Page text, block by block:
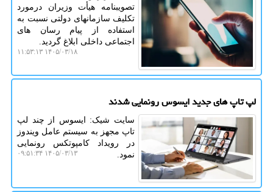
تصویبنامه هیأت وزیران درمورد
تکلیف سازمانهای دولتی نسبت به
استفاده از پیام رسان های
اجتماعی داخلی ابلاغ گردید.
۱۴۰۵/۰۳/۱۸ ۱۱:۵۳:۱۳
لپ تاپ های جدید ایسوس رونمایی شدند
سایت شیک: ایسوس از چند لپ
تاپ مجهز به سیستم عامل ویندوز
در رویداد کامپوتکس رونمایی
نمود.
۱۴۰۵/۰۳/۱۳ ۰۹:۵۱:۳۴